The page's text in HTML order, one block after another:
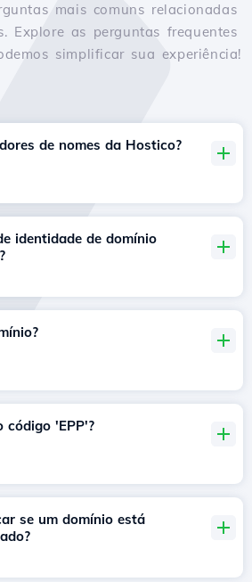
mais comuns relacionadas
Explore as perguntas frequentes
simplificar sua experiência!
de nomes da Hostico?
identidade de domínio
código 'EPP'?
se um domínio está